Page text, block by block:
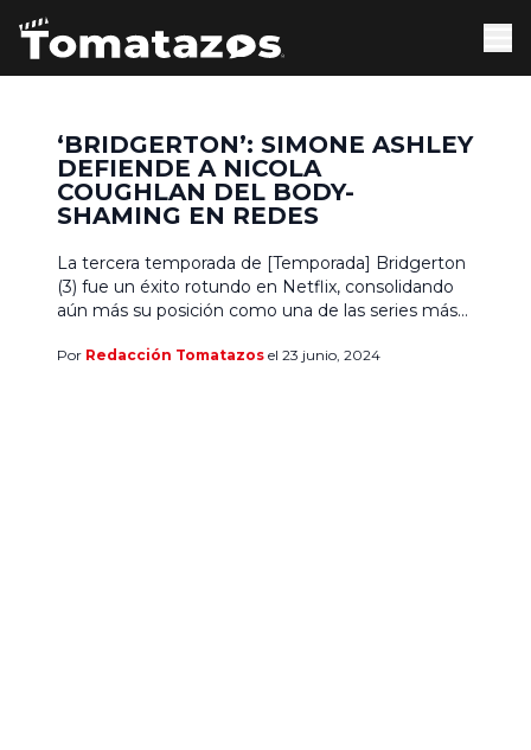
‘BRIDGERTON’: SIMONE ASHLEY
DEFIENDE A NICOLA
COUGHLAN DEL BODY-
SHAMING EN REDES
La tercera temporada de [Temporada] Bridgerton
(3) fue un éxito rotundo en Netflix, consolidando
aún más su posición como una de las series más
Boys' estuvo a punto de ser una trilogía de
Por Redacción Tomatazos el 23 junio, 2024